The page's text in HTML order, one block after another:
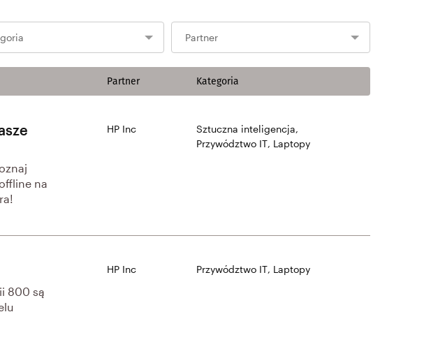
Partner
Partner Kategoria
na
HP Inc Sztuczna inteligencja,
Przywództwo IT, Laptopy
800 są
HP Inc Przywództwo IT, Laptopy